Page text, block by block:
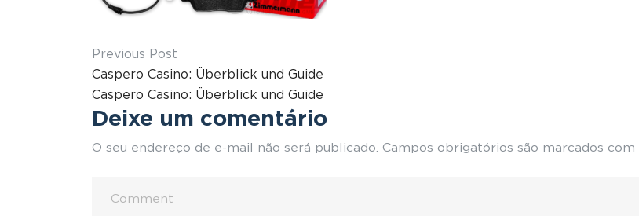
Previous Post
Caspero Casino: Überblick und Guide
Caspero Casino: Überblick und Guide
Deixe um comentário
O seu endereço de e-mail não será publicado. Campos obrigatórios são marcados com